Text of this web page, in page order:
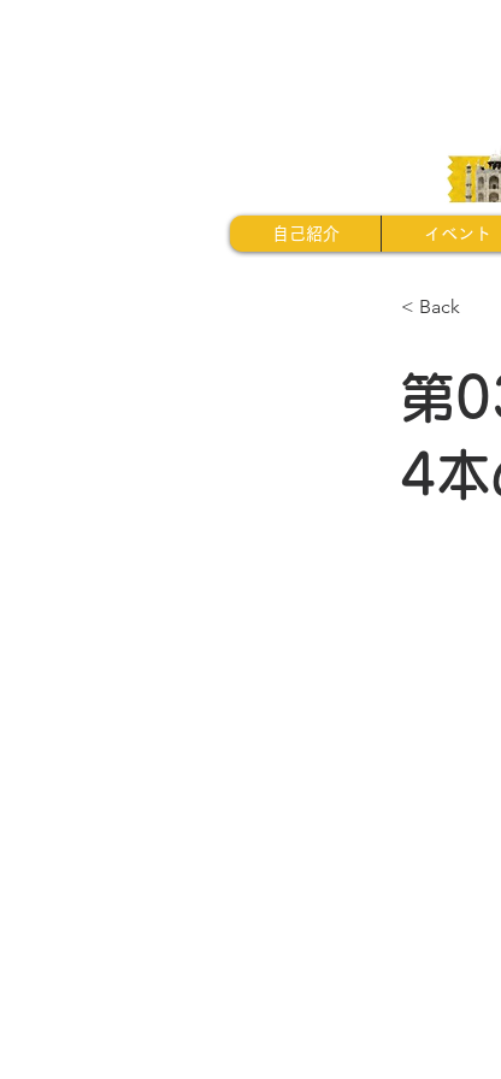
自己紹介 イベント
< Back
第
4本